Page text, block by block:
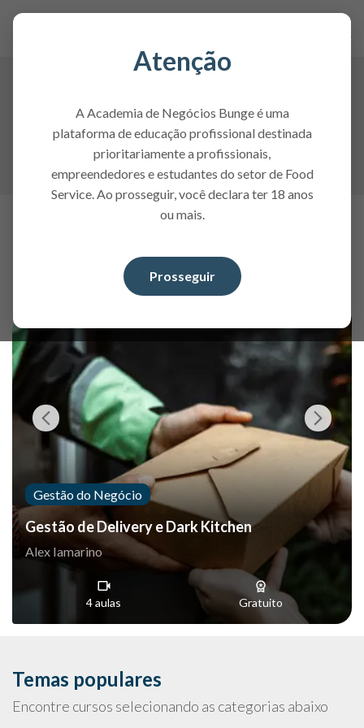
Atenção
A Academia de Negócios Bunge é uma
plataforma de educação profissional destinada
prioritariamente a profissionais,
empreendedores e estudantes do setor de Food
Service. Ao prosseguir, você declara ter 18 anos
ou mais.
Prosseguir
Cursos da Academia de Negócios
Uma seleção de cursos desenvolvidos para apoiar o
crescimento técnico e profissional de quem atua na
panificação e no food service.
Conteúdo Desenvolvido por
Confira as matérias mais relevantes para se manter
Gestão do Negócio
Gestão de Delivery e Dark Kitchen
Alex Iamarino
4 aulas Gratuito
Temas populares
Encontre cursos selecionando as categorias abaixo